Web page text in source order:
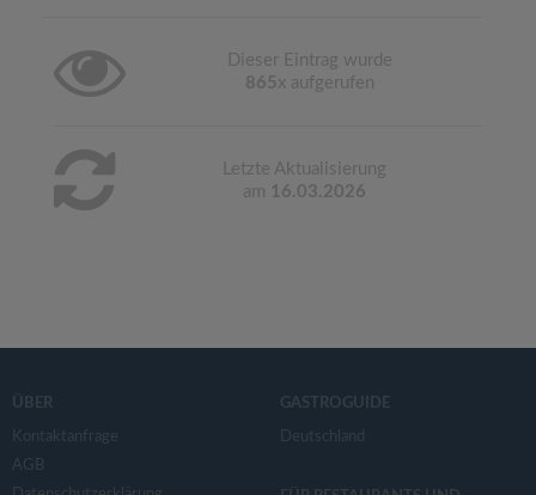
Dieser Eintrag wurde
865 x aufgerufen
Letzte Aktualisierung
am 16.03.2026
ÜBER
Kontaktanfrage
AGB
GASTROGUIDE
Deutschland